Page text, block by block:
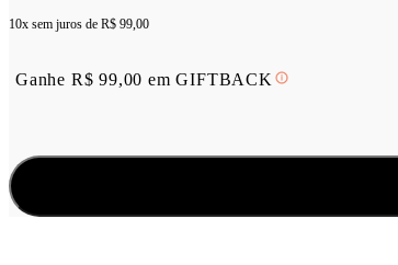
10x sem juros de R$ 99,00
Ganhe R$99,00 emGIFTBACK